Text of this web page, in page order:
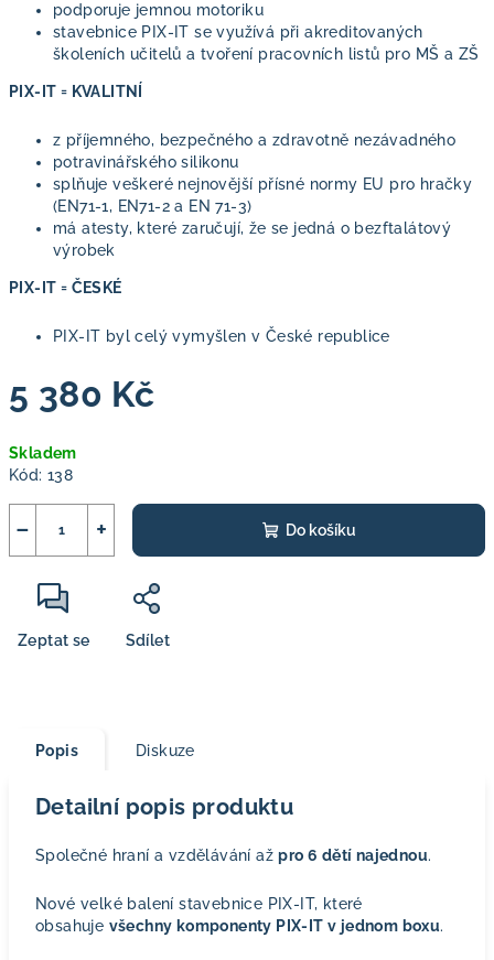
podporuje jemnou motoriku
stavebnice PIX-IT se využívá při akreditovaných
školeních učitelů a tvoření pracovních listů pro MŠ a ZŠ
PIX-IT = KVALITNÍ
z příjemného, bezpečného a zdravotně nezávadného
potravinářského silikonu
splňuje veškeré nejnovější přísné normy EU pro hračky
(EN71-1, EN71-2 a EN 71-3)
má atesty, které zaručují, že se jedná o bezftalátový
výrobek
PIX-IT = ČESKÉ
PIX-IT byl celý vymyšlen v České republice
5 380 Kč
cena:
Skladem
Kód: 138
+
− Do košíku
Zeptat se Sdílet
Popis Diskuze
Detailní popis produktu
Společné hraní a vzdělávání ažpro 6 dětí najednou.
Nové velké balení stavebnice PIX-IT, které
obsahuje všechny komponenty PIX-IT v jednom boxu.